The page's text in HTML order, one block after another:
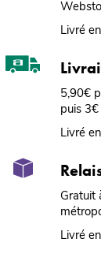
Livré
5,90€
puis
Livré
Gratuit
Livré